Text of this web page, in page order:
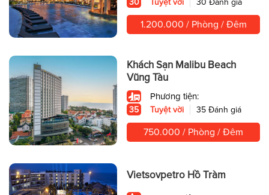
30 Tuyệt vời 30 Đánh giá
1.200.000 / Phòng / Đêm
Khách Sạn Malibu Beach
Vũng Tàu
Phương tiện:
35 Tuyệt vời 35 Đánh giá
750.000 / Phòng / Đêm
Vietsovpetro Hồ Tràm